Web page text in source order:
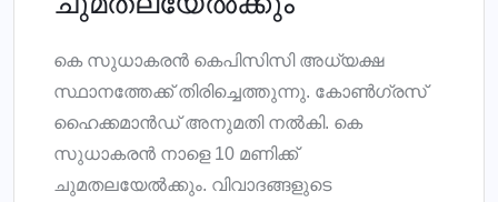
കെ സുധാകരന്‍ കെപിസിസി അധ്യക്ഷ
സ്ഥാനത്തേക്ക് തിരിച്ചെത്തുന്നു. കോണ്‍ഗ്രസ്
ഹൈക്കമാന്‍ഡ് അനുമതി നല്‍കി. കെ
സുധാകരന്‍ നാളെ 10 മണിക്ക്
ചുമതലയേല്‍ക്കും. വിവാദങ്ങളുടെ